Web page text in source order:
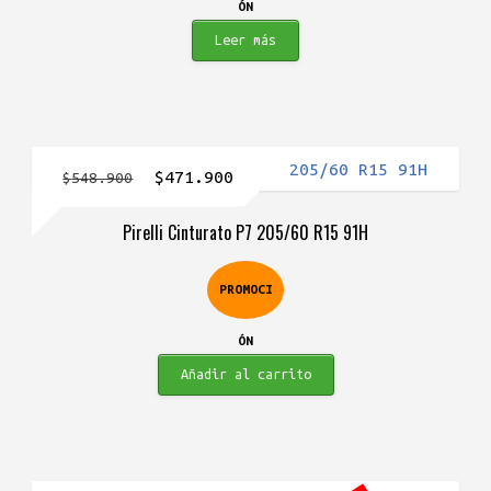
ÓN
Leer más
Pirelli Cinturato P7 205/60 R15 91H
PROMOCI
ÓN
$548.900
El
original
$548.900.
$471.900
actual
es:
$471.900.
Añadir al carrito